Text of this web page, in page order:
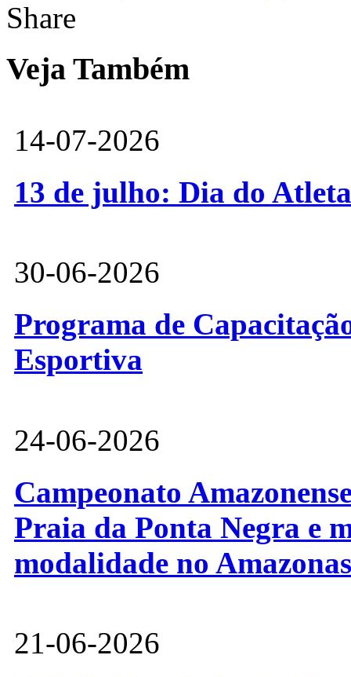
Share
Veja Também
14-07-2026
13 de julho: Dia do
30-06-2026
Programa de
Esportiva
24-06-2026
Campeonato
Praia da Ponta Negra e
modalidade no Amazonas
21-06-2026